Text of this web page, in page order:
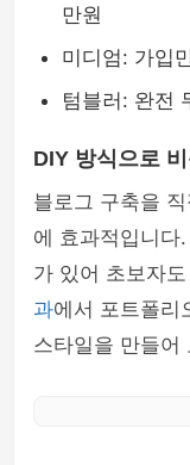
만원
미디엄: 가입
텀블러: 완전
DIY 방식으로
블로그 구축을
에 효과적입니다
가 있어 초보자
과에서 포트폴리
스타일을 만들어